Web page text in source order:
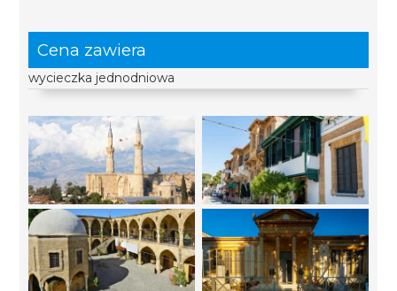
Cena zawiera
wycieczka jednodniowa